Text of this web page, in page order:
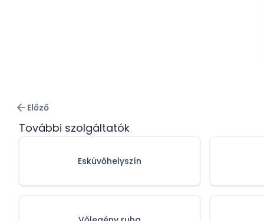
Előző
További szolgáltatók
Esküvőhelyszín